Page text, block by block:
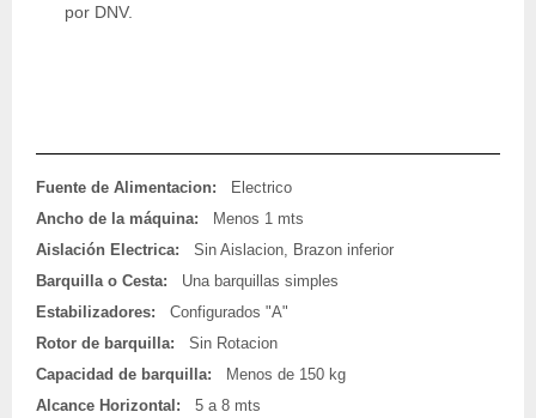
por DNV.
Fuente de Alimentacion:
Electrico
Ancho de la máquina:
Menos 1 mts
Aislación Electrica:
Sin Aislacion, Brazon inferior
Barquilla o Cesta:
Una barquillas simples
Estabilizadores:
Configurados "A"
Rotor de barquilla:
Sin Rotacion
Capacidad de barquilla:
Menos de 150 kg
Alcance Horizontal:
5 a 8 mts